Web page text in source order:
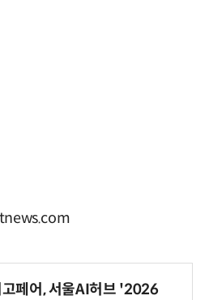
고페어, 서울AI허브 '2026